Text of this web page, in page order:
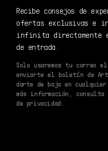
Recibe consejos de
ofertas exclusivas e
infinita directamente
de entrada.
Solo usaremos tu correo
enviarte el boletín de
darte de baja en cualquier
más información,
de privacidad.